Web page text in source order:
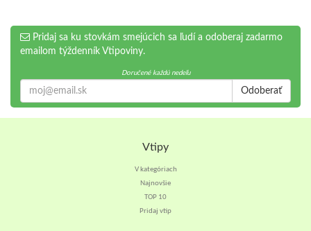
Pridaj sa ku stovkám smejúcich sa ľudí a odoberaj zadarmo
emailom týždenník Vtipoviny.
Doručené každú nedeľu
Odoberať
Vtipy
V kategóriach
Najnovšie
TOP 10
Pridaj vtip